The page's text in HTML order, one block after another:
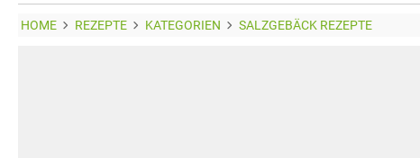
HOME REZEPTE KATEGORIEN SALZGEBÄCK REZEPTE